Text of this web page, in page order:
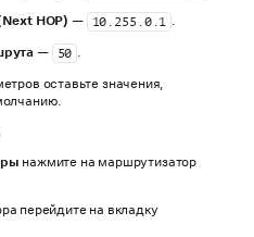
HOP) — 10.255.0.1 .
— 50 .
оставьте значения,
нажмите на маршрутизатор
перейдите на вкладку